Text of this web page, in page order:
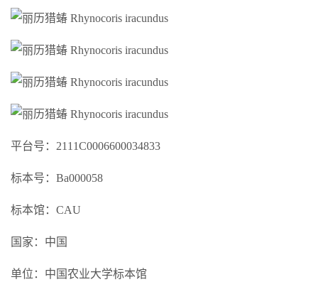
平台号：2111C0006600034833
标本号：Ba000058
标本馆：CAU
国家：中国
单位：中国农业大学标本馆